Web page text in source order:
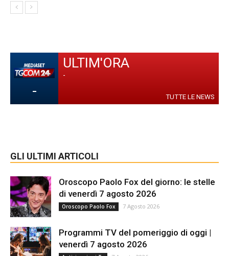
-
ULTIM'ORA
-
TUTTE LE NEWS
GLI ULTIMI ARTICOLI
Oroscopo Paolo Fox del giorno: le stelle
di venerdì 7 agosto 2026
Oroscopo Paolo Fox 7 Agosto 2026
Programmi TV del pomeriggio di oggi |
venerdì 7 agosto 2026